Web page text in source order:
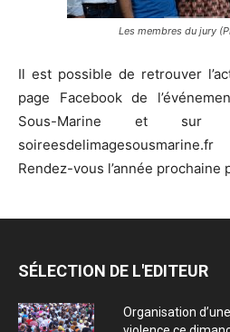
Les membres du jury
Il est possible de retrouver
page Facebook de
Sous-Marine et
soireesdelimagesousmarine.fr
Rendez-vous l’année prochaine
SÉLECTION DE L'EDITEUR
Organisation